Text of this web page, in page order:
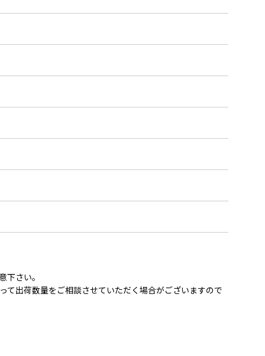
さい。
出荷数量をご相談させていただく場合がございますので